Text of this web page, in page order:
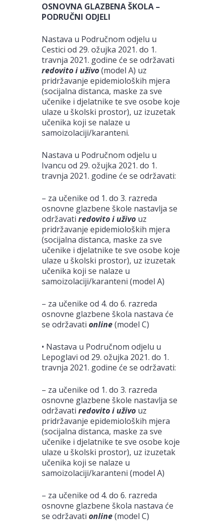
OSNOVNA GLAZBENA ŠKOLA –
PODRUČNI ODJELI
Nastava u Područnom odjelu u
Cestici od 29. ožujka 2021. do 1.
travnja 2021. godine će se održavati
redovito i uživo(model A) uz
pridržavanje epidemioloških mjera
(socijalna distanca, maske za sve
učenike i djelatnike te sve osobe koje
ulaze u školski prostor), uz izuzetak
učenika koji se nalaze u
samoizolaciji/karanteni.
Nastava u Područnom odjelu u
Ivancu od 29. ožujka 2021. do 1.
travnja 2021. godine će se održavati:
– za učenike od 1. do 3. razreda
osnovne glazbene škole nastavlja se
održavati redovito i uživo uz
pridržavanje epidemioloških mjera
(socijalna distanca, maske za sve
učenike i djelatnike te sve osobe koje
ulaze u školski prostor), uz izuzetak
učenika koji se nalaze u
samoizolaciji/karanteni (model A)
– za učenike od 4. do 6. razreda
osnovne glazbene škola nastava će
se održavati online(model C)
• Nastava u Područnom odjelu u
Lepoglavi od 29. ožujka 2021. do 1.
travnja 2021. godine će se održavati:
– za učenike od 1. do 3. razreda
osnovne glazbene škole nastavlja se
održavati redovito i uživo uz
pridržavanje epidemioloških mjera
(socijalna distanca, maske za sve
učenike i djelatnike te sve osobe koje
ulaze u školski prostor), uz izuzetak
učenika koji se nalaze u
samoizolaciji/karanteni (model A)
– za učenike od 4. do 6. razreda
osnovne glazbene škola nastava će
se održavati online(model C)